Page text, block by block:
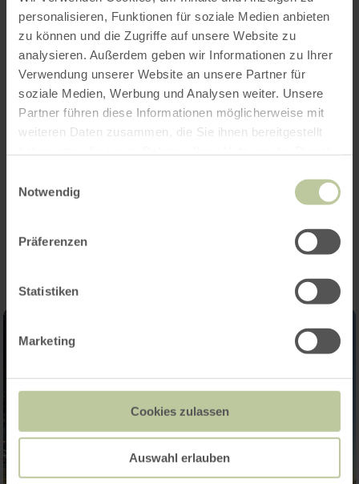
personalisieren, Funktionen für soziale Medien anbieten
zu können und die Zugriffe auf unsere Website zu
analysieren. Außerdem geben wir Informationen zu Ihrer
Verwendung unserer Website an unsere Partner für
soziale Medien, Werbung und Analysen weiter. Unsere
Partner führen diese Informationen möglicherweise mit
weiteren Daten zusammen, die Sie ihnen bereitgestellt
Notwendig
Präferenzen
Statistiken
Marketing
Cookies zulassen
Auswahl erlauben
Superstock-Klasse, die nach einer Pause wieder
eingeführt wurde. Die Rennserie erstreckt sich
über mehrere Wochenenden und findet auf
bekannten Rennstrecken in Deutschland und
den Nachbarländern statt.
Weitere Informationen: ©www.nuerburgring.de
Impressionen